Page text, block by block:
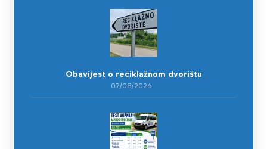
Obavijest o reciklažnom dvorištu
07/08/2026